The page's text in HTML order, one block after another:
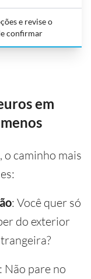
e revise o
confirmar
em
o caminho mais
: Você quer só
do exterior
: Não pare no